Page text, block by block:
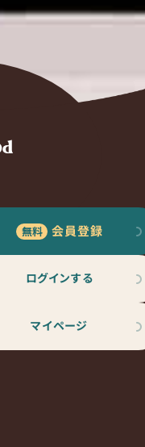
会員登録
ログインする
マイページ